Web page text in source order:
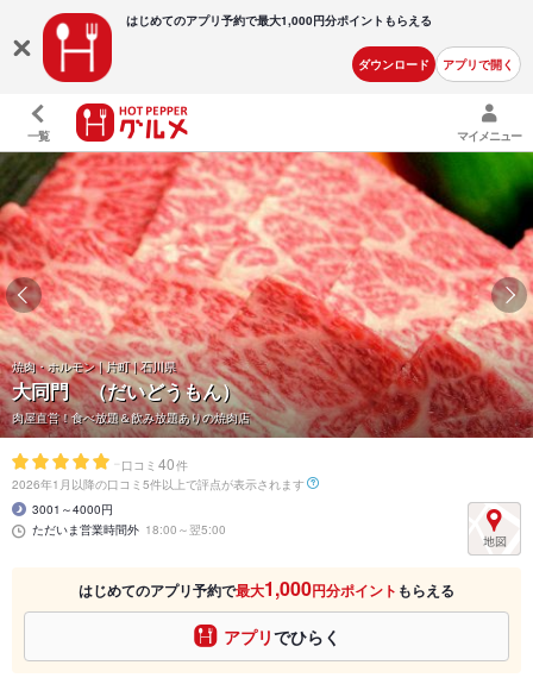
はじめてのアプリ予約で最大1,000円分ポイントもらえる
ダウンロード アプリで開く
一覧 マイメニュー
焼肉・ホルモン | 片町 | 石川県
大同門 （だいどうもん）
肉屋直営！食べ放題＆飲み放題ありの焼肉店
- 口コミ 40件
2026年1月以降の口コミ5件以上で評点が表示されます
3001～4000円
ただいま営業時間外 18:00～翌5:00
はじめてのアプリ予約で最大1,000円分ポイント もらえる
アプリでひらく